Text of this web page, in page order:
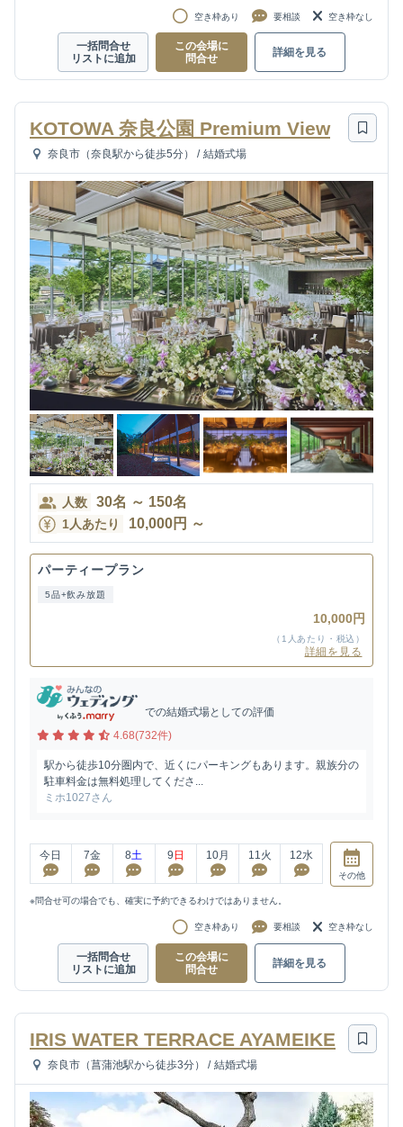
空き枠あり 要相談 空き枠なし
一括問合せ
リストに追加
この会場に
問合せ
詳細を見る
KOTOWA 奈良公園 Premium View
奈良市（奈良駅から徒歩5分） / 結婚式場
人数 30名 ～ 150名
1人あたり 10,000円 ～
パーティープラン
5品+飲み放題
10,000円
（1人あたり・税込）
詳細を見る
での結婚式場としての評価
4.68(732件)
駅から徒歩10分圏内で、近くにパーキングもあります。親族分の
駐車料金は無料処理してくださ...
ミホ1027さん
今日 7金 8土 9 日 10月 11火 12水
その他
※問合せ可の場合でも、確実に予約できるわけではありません。
空き枠あり 要相談 空き枠なし
一括問合せ
リストに追加
この会場に
問合せ
詳細を見る
IRIS WATER TERRACE AYAMEIKE
奈良市（菖蒲池駅から徒歩3分） / 結婚式場